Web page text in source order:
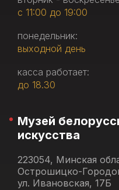
с 11:00 до 19:00
понедельник:
выходной день
касса работает:
до 18.30
Музей
искусства
223054, Минская
Острошицко-
ул. Ивановская, 17Б